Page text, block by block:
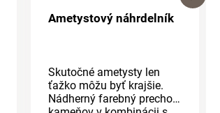
Ametystový náhrdelník
Skutočné ametysty len
ťažko môžu byť krajšie.
Nádherný farebný prechod